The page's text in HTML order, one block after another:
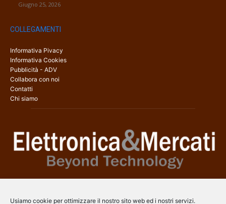
Usiamo cookie per ottimizzare il nostro sito web ed i nostri servizi.
Giugno 25, 2026
COLLEGAMENTI
Informativa Pivacy
Informativa Cookies
Pubblicità - ADV
Collabora con noi
Contatti
Chi siamo